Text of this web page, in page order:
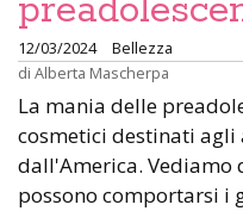
12/03/2024
Bellezza
di Alberta Mascherpa
La mania delle
cosmetici destinati
dall'America. Vediamo
possono comportarsi i